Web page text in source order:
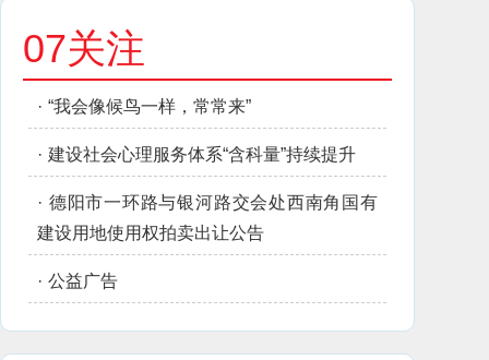
07关注
· “我会像候鸟一样，常常来”
· 建设社会心理服务体系“含科量”持续提升
· 德阳市一环路与银河路交会处西南角国有
建设用地使用权拍卖出让公告
· 公益广告